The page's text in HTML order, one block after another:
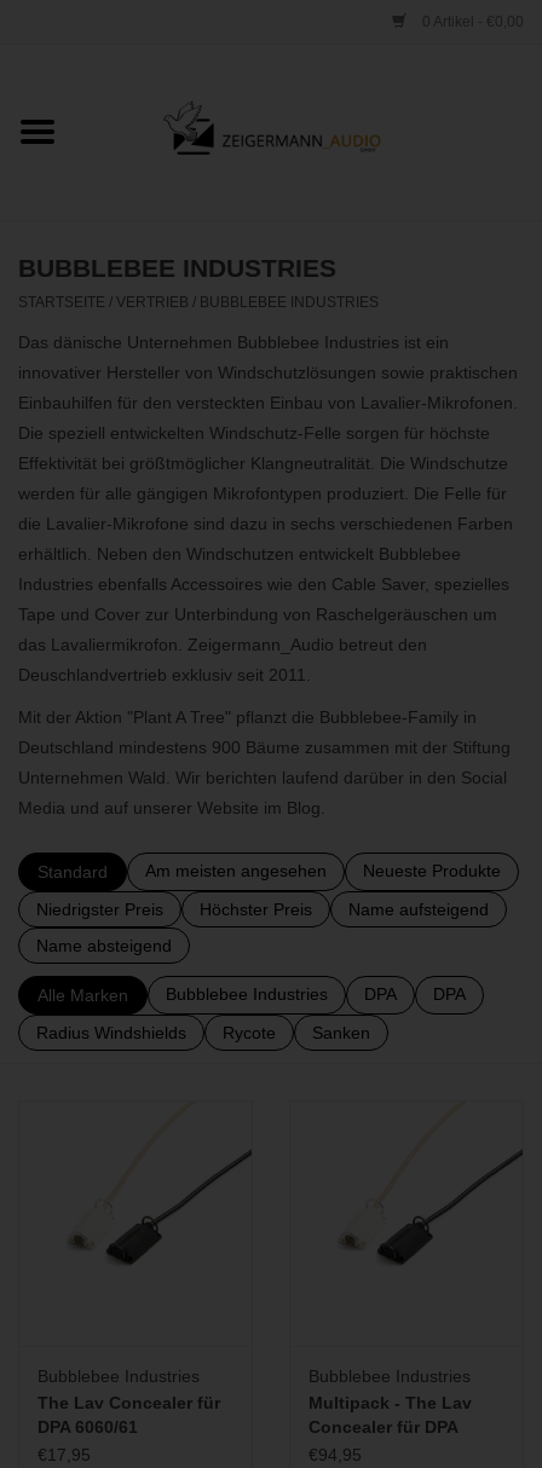
0 Artikel - €0,00
Startseite
STUDIO
KONTAKT
BLOG
BUBBLEBEE INDUSTRIES
STARTSEITE /VERTRIEB / BUBBLEBEE INDUSTRIES
Das dänische Unternehmen Bubblebee Industries ist ein
innovativer Hersteller von Windschutzlösungen sowie praktischen
Einbauhilfen für den versteckten Einbau von Lavalier-Mikrofonen.
Die speziell entwickelten Windschutz-Felle sorgen für höchste
Effektivität bei größtmöglicher Klangneutralität. Die Windschutze
werden für alle gängigen Mikrofontypen produziert. Die Felle für
die Lavalier-Mikrofone sind dazu in sechs verschiedenen Farben
erhältlich. Neben den Windschutzen entwickelt Bubblebee
Industries ebenfalls Accessoires wie den Cable Saver, spezielles
Tape und Cover zur Unterbindung von Raschelgeräuschen um
das Lavaliermikrofon. Zeigermann_Audio betreut den
Deuschlandvertrieb exklusiv seit 2011.
Mit der Aktion "Plant A Tree" pflanzt die Bubblebee-Family in
Deutschland mindestens 900 Bäume zusammen mit der Stiftung
Unternehmen Wald. Wir berichten laufend darüber in den Social
Media und auf unserer Website im Blog.
Standard Am meisten angesehen
Neueste Produkte
Niedrigster Preis
Höchster Preis
Name aufsteigend
Name absteigend
Alle Marken Bubblebee Industries DPA
DPA
Radius Windshields
Rycote Sanken
Bubblebee Industries
The Lav Concealer für
DPA 6060/61
€17,95
Bubblebee Industries
Multipack - The Lav
Concealer für DPA
6060/61 6-Pack
€94,95